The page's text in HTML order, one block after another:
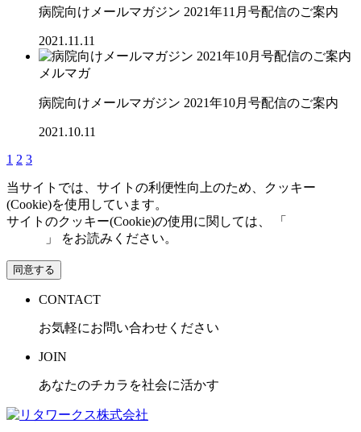
病院向けメールマガジン 2021年11月号配信のご案内
2021.11.11
メルマガ
病院向けメールマガジン 2021年10月号配信のご案内
2021.10.11
1 2 3
当サイトでは、サイトの利便性向上のため、クッキー
(Cookie)を使用しています。
サイトのクッキー(Cookie)の使用に関しては、 「
」 をお読みください。
同意する
CONTACT
お気軽にお問い合わせください
JOIN
あなたのチカラを社会に活かす